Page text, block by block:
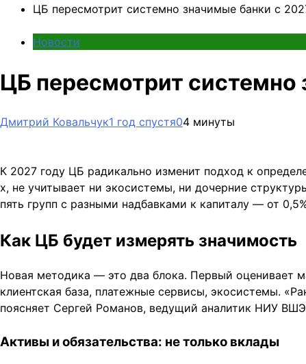
ЦБ пересмотрит системно значимые банки с
Новости
ЦБ пересмотрит системно
Дмитрий Ковальчук1 год спустя04 минуты
К 2027 году ЦБ радикально изменит подход к
х, не учитывает ни экосистемы, ни дочерние
пять групп с разными надбавками к капиталу — от
Как ЦБ будет измерять значимость
Новая методика — это два блока. Первый оценивает
клиентская база, платежные сервисы, экосистемы.
поясняет Сергей Романов, ведущий аналитик НИУ
Активы и обязательства: не только вклады